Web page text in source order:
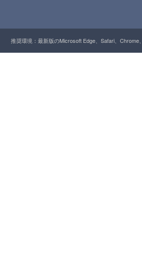
推奨環境：最新版のMicrosoft Edge、Safari、